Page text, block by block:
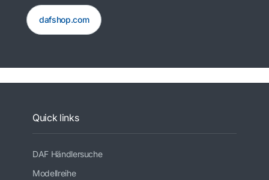
dafshop.com
Quick links
DAF Händlersuche
Modellreihe